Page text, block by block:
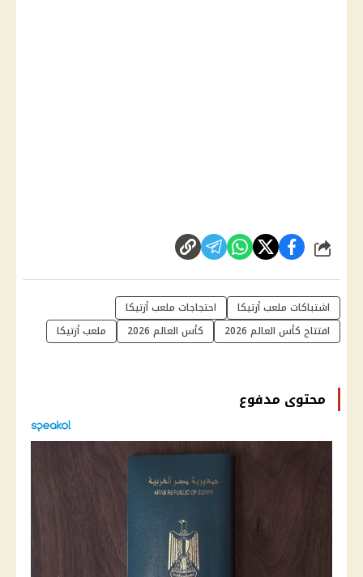
شارك
اشتباكات ملعب أزتيكا
احتجاجات ملعب أزتيكا
افتتاح كأس العالم 2026
كأس العالم 2026 ملعب أزتيكا
محتوى مدفوع